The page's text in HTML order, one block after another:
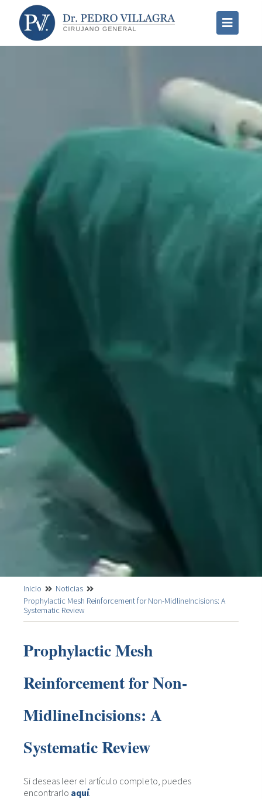
Inicio
Noticias
Prophylactic Mesh Reinforcement for Non-MidlineIncisions: A
Systematic Review
Prophylactic Mesh
Reinforcement for Non-
MidlineIncisions: A
Systematic Review
Si deseas leer el artículo completo, puedes
encontrarlo aquí.